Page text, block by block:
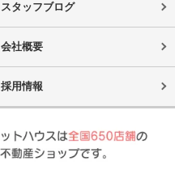
スタッフブログ
会社概要
採用情報